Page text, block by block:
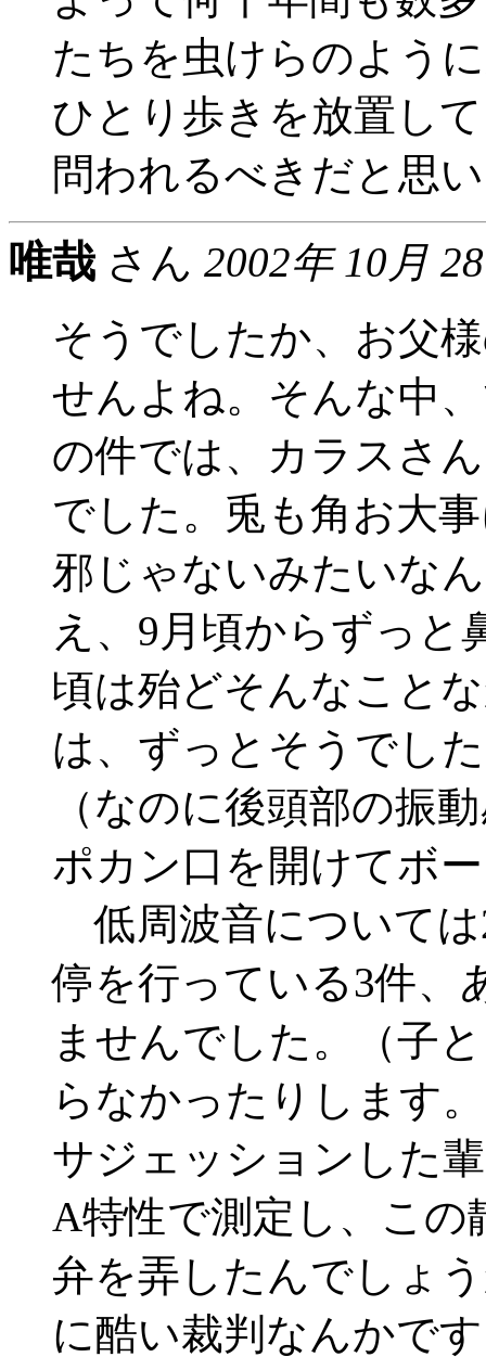
たちを虫けらのよう
ひとり歩きを放置し
問われるべきだと思
唯哉 さん 2002年 10月
そうでしたか、お父
せんよね。そんな中
の件では、カラスさ
でした。兎も角お大
邪じゃないみたいな
え、9月頃からずっと
頃は殆どそんなこと
は、ずっとそうでし
（なのに後頭部の振
ポカン口を開けてボ
低周波音については
停を行っている3件、
ませんでした。（子
らなかったりします
サジェッションした
A特性で測定し、こ
弁を弄したんでしょ
に酷い裁判なんかで